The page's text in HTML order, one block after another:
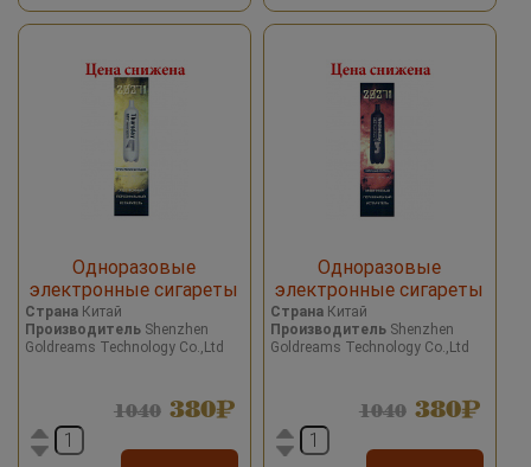
Одноразовые
электронные сигареты
2027 Date 7 Watermelon
Apple Ice/Арбуз Яблоко
со льдом 2000 затяжек
Страна Китай
Производитель Shenzhen
Goldreams Technology Co.,Ltd
1040380
Одноразовые
электронные сигареты
2027 Date 7 Apple Shake/
Яблочный коктейль 2000
затяжек
СтранаКитай
ПроизводительShenzhen
Goldreams Technology Co.,Ltd
1040380